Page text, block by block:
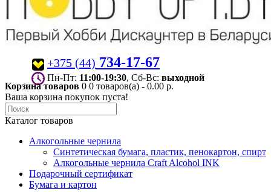
+375 (44) 734-17-67
Пн-Пт: 11:00-19:30 , Сб-Вс: выходной
Корзина товаров 0 0 товаров(а) - 0.00 р.
Ваша корзина покупок пуста!
Каталог товаров
Алкогольные чернила
Синтетическая бумага, пластик, пенокартон, спирт
Алкогольные чернила Craft Alcohol INK
Подарочный сертификат
Бумага и картон